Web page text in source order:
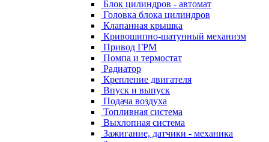
Блок цилиндров - автомат
Головка блока цилиндров
Клапанная крышка
Кривошипно-шатунный механизм
Привод ГРМ
Помпа и термостат
Радиатор
Крепление двигателя
Впуск и выпуск
Подача воздуха
Топливная система
Выхлопная система
Зажигание, датчики - механика